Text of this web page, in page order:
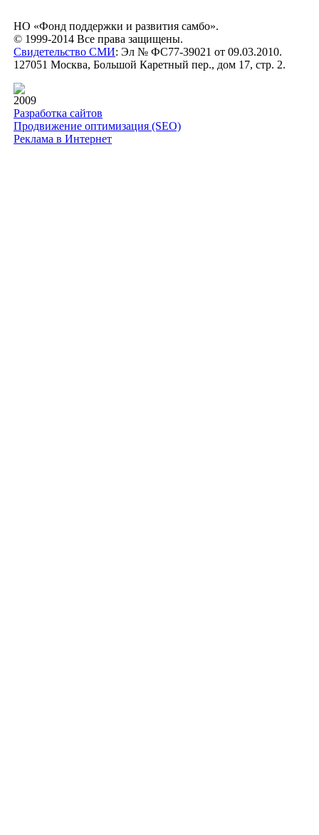
НО «Фонд поддержки и развития самбо».
© 1999-2014 Все права защищены.
Свидетельство СМИ: Эл № ФС77-39021 от 09.03.2010.
127051 Москва, Большой Каретный пер., дом 17, стр. 2.
2009
Разработка сайтов
Продвижение оптимизация (SEO)
Реклама в Интернет